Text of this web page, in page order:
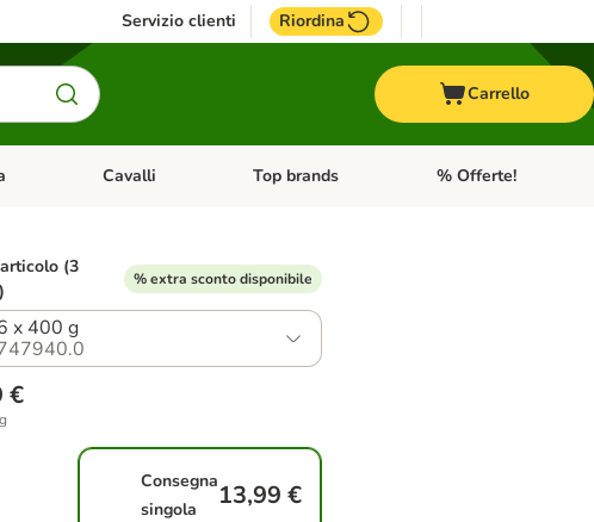
Servizio clienti Riordina
Carrello
Uccelli Apri Menu Categoria: Acquaristica
Cavalli Apri Menu Categoria: Cavalli
Top brands Apri Menu Categoria:
% Offerte!
(3
% extra sconto disponibile
x 400 g
€
Consegna
singola
13,99 €